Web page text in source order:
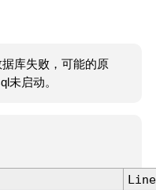
库失败，可能的原
未启动。
Line